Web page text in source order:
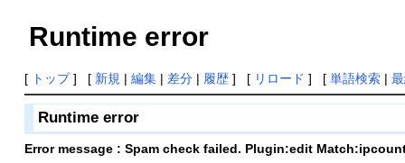
Runtime error
[ トップ] [ 新規 | 編集| 差分| 履歴] [ リロード ] [ 単語検索|
Runtime error
Error message : Spam check failed. Plugin:edit